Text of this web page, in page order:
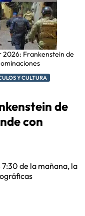
2026: Frankenstein de
Y CULTURA
de
con
7:30 de la mañana, la